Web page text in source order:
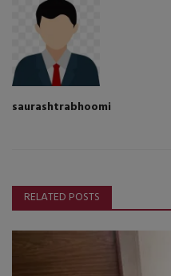
saurashtrabhoomi
RELATED POSTS